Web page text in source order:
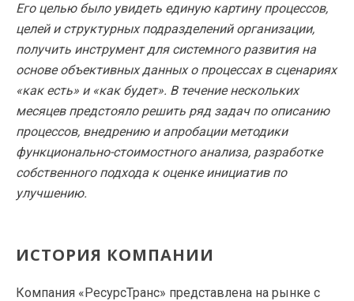
Его целью было увидеть единую картину процессов,
целей и структурных подразделений организации,
получить инструмент для системного развития на
основе объективных данных о процессах в сценариях
«как есть» и «как будет». В течение нескольких
месяцев предстояло решить ряд задач по описанию
процессов, внедрению и апробации методики
функционально-стоимостного анализа, разработке
собственного подхода к оценке инициатив по
улучшению.
ИСТОРИЯ КОМПАНИИ
Компания «РесурсТранс» представлена на рынке с